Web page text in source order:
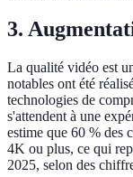
3.
La qualité vidéo est
notables ont été
technologies de
s'attendent à une
estime que 60 % des
4K ou plus, ce qui
2025, selon des